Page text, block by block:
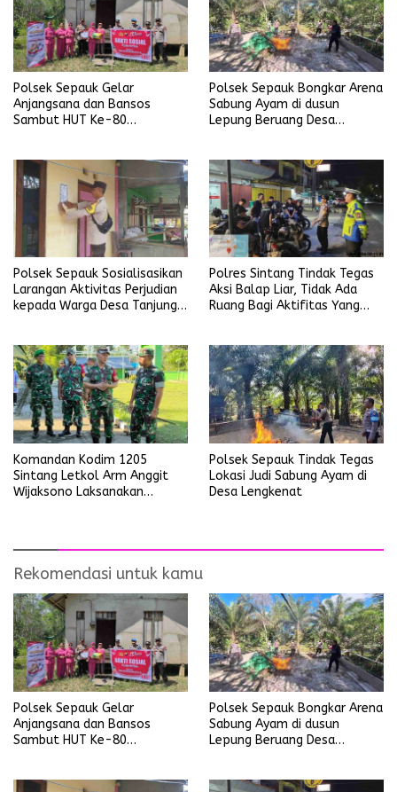
Polsek Sepauk Gelar
Anjangsana dan Bansos
Sambut HUT Ke-80
Polsek Sepauk Bongkar Arena
Sabung Ayam di dusun
Lepung Beruang Desa
Polsek Sepauk Sosialisasikan
Larangan Aktivitas Perjudian
kepada Warga Desa Tanjung
Polres Sintang Tindak Tegas
Aksi Balap Liar, Tidak Ada
Ruang Bagi Aktifitas Yang
Komandan Kodim 1205
Sintang Letkol Arm Anggit
Wijaksono Laksanakan
Polsek Sepauk Tindak Tegas
Lokasi Judi Sabung Ayam di
Desa Lengkenat
Rekomendasi untuk kamu
Polsek Sepauk Gelar
Anjangsana dan Bansos
Sambut HUT Ke-80
Polsek Sepauk Bongkar Arena
Sabung Ayam di dusun
Lepung Beruang Desa